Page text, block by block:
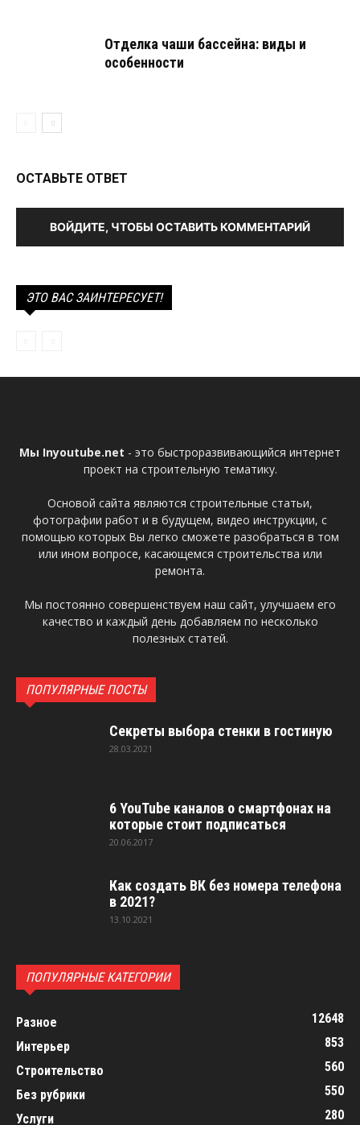
Отделка чаши бассейна: виды и
особенности
ОСТАВЬТЕ ОТВЕТ
ВОЙДИТЕ, ЧТОБЫ ОСТАВИТЬ КОММЕНТАРИЙ
ЭТО ВАС ЗАИНТЕРЕСУЕТ!
Мы Inyoutube.net - это быстроразвивающийся интернет
проект на строительную тематику.
Основой сайта являются строительные статьи,
фотографии работ и в будущем, видео инструкции, с
помощью которых Вы легко сможете разобраться в том
или ином вопросе, касающемся строительства или
ремонта.
Мы постоянно совершенствуем наш сайт, улучшаем его
качество и каждый день добавляем по несколько
полезных статей.
ПОПУЛЯРНЫЕ ПОСТЫ
Секреты выбора стенки в гостиную
28.03.2021
6 YouTube каналов о смартфонах на
которые стоит подписаться
20.06.2017
Как создать ВК без номера телефона
в 2021?
13.10.2021
ПОПУЛЯРНЫЕ КАТЕГОРИИ
Разное
12648
Интерьер
853
Строительство
560
Без рубрики
550
Услуги
280